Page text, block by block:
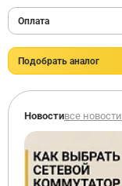
Оплата
Подобрать аналог
Новостивсе новости